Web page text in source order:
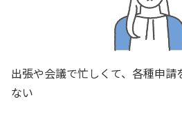
出張や会議で忙しくて、各種申
ない